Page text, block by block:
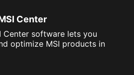
Center
Center software lets you
optimize MSI products in